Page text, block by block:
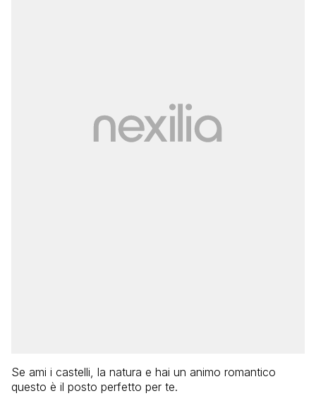
Se ami i castelli, la natura e hai un animo romantico
questo è il posto perfetto per te.